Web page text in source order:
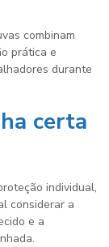
combinam
prática e
durante
certa
individual,
considerar a
e a